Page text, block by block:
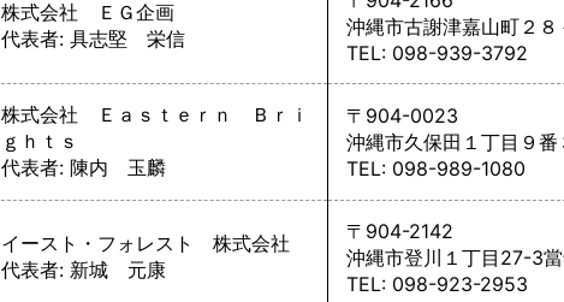
株式会社 ＥＧ企画
代表者: 具志堅 栄信
沖縄市古謝津嘉山町２
TEL: 098-939-3792
株式会社 Ｅａｓｔｅｒｎ Ｂｒｉ
ｇｈｔｓ
代表者: 陳内 玉麟
〒904-0023
沖縄市久保田１丁目９番
TEL: 098-989-1080
イースト・フォレスト 株式会社
代表者: 新城 元康
〒904-2142
沖縄市登川１丁目27-3
TEL: 098-923-2953